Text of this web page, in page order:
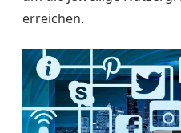
erreichen.